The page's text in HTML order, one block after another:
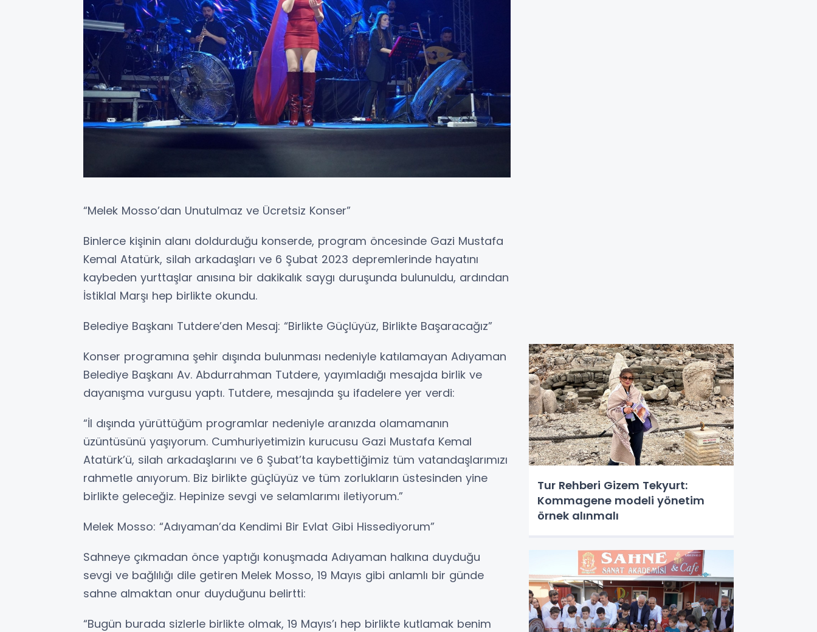
“Melek Mosso’dan Unutulmaz ve Ücretsiz Konser”
Binlerce kişinin alanı doldurduğu konserde, program öncesinde Gazi Mustafa
Kemal Atatürk, silah arkadaşları ve 6 Şubat 2023 depremlerinde hayatını
kaybeden yurttaşlar anısına bir dakikalık saygı duruşunda bulunuldu, ardından
İstiklal Marşı hep birlikte okundu.
Belediye Başkanı Tutdere’den Mesaj: “Birlikte Güçlüyüz, Birlikte Başaracağız”
Konser programına şehir dışında bulunması nedeniyle katılamayan Adıyaman
Belediye Başkanı Av. Abdurrahman Tutdere, yayımladığı mesajda birlik ve
dayanışma vurgusu yaptı. Tutdere, mesajında şu ifadelere yer verdi:
“İl dışında yürüttüğüm programlar nedeniyle aranızda olamamanın
üzüntüsünü yaşıyorum. Cumhuriyetimizin kurucusu Gazi Mustafa Kemal
Atatürk’ü, silah arkadaşlarını ve 6 Şubat’ta kaybettiğimiz tüm vatandaşlarımızı
rahmetle anıyorum. Biz birlikte güçlüyüz ve tüm zorlukların üstesinden yine
birlikte geleceğiz. Hepinize sevgi ve selamlarımı iletiyorum.”
Melek Mosso: “Adıyaman’da Kendimi Bir Evlat Gibi Hissediyorum”
Sahneye çıkmadan önce yaptığı konuşmada Adıyaman halkına duyduğu
sevgi ve bağlılığı dile getiren Melek Mosso, 19 Mayıs gibi anlamlı bir günde
sahne almaktan onur duyduğunu belirtti:
“Bugün burada sizlerle birlikte olmak, 19 Mayıs’ı hep birlikte kutlamak benim
Tur Rehberi Gizem Tekyurt:
Kommagene modeli yönetim
örnek alınmalı